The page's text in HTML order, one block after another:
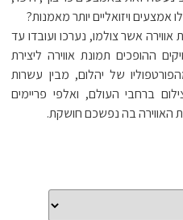
אמצעים ויזואליים יותר מאמנות?
אווירה אשר צולמו, נערכו ועובדו עד
ההופכים תמונת אווירה ליצירת
של יהלום, מבין עשרות
ברחבי העולם, ואלפי פריימים
האווירה בה נפשכם חושקת.